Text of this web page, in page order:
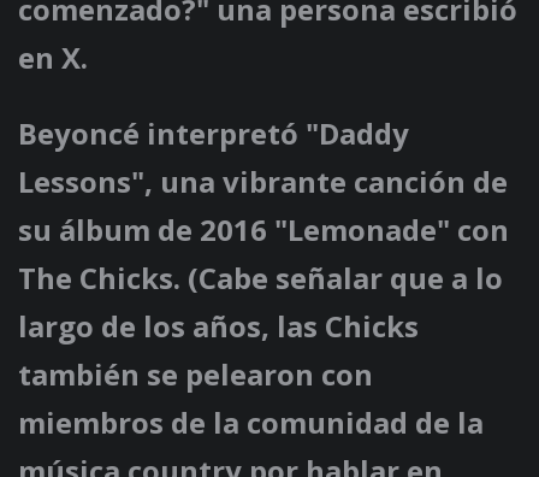
comenzado?" una persona escribió
en X.
Beyoncé interpretó "Daddy
Lessons", una vibrante canción de
su álbum de 2016 "Lemonade" con
The Chicks. (Cabe señalar que a lo
largo de los años, las Chicks
también se pelearon con
miembros de la comunidad de la